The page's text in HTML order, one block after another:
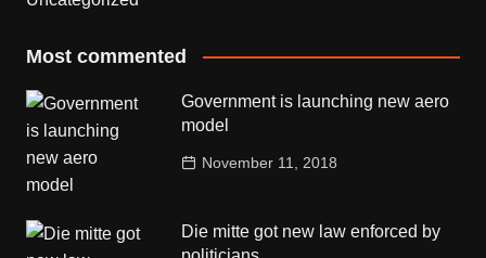
Most commented
Government is launching new aero
model
November 11, 2018
Die mitte got new law enforced by